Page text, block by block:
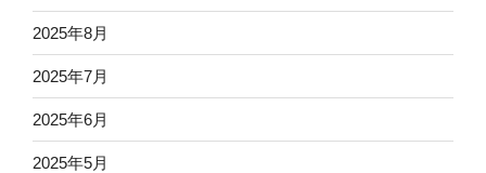
2025年8月
2025年7月
2025年6月
2025年5月